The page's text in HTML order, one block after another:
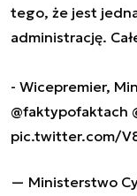
tego, że jest
administrację.
- Wicepremier,
@faktypofaktach
pic.twitter.com/
— Ministerstwo